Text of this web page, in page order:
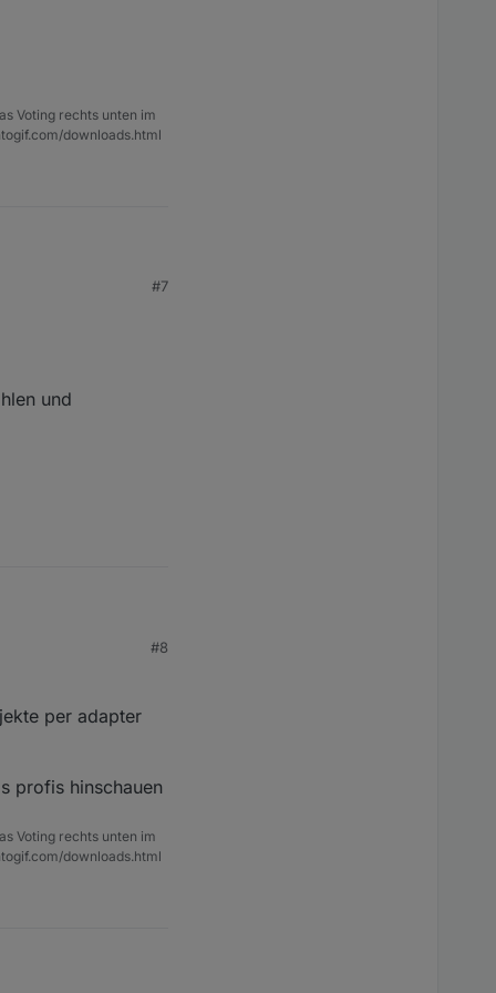
Voting rechts unten im
downloads.html
#7
und
#8
per adapter
profis hinschauen
Voting rechts unten im
downloads.html